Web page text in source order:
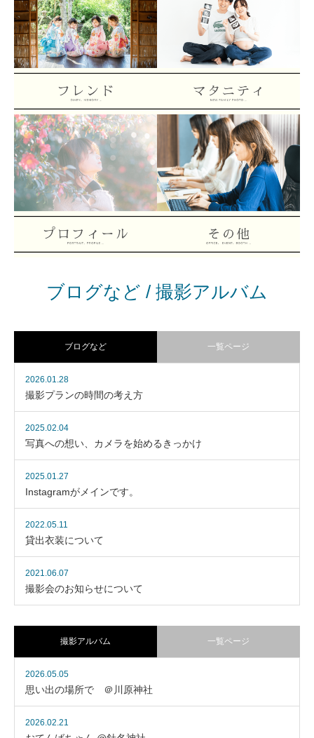
ファミリーフォト カップルフォト
フレンドフォト マタニティフォト
ブログなど / 撮影アルバム
ブログなど 一覧ページ
2026.01.28
撮影プランの時間の考え方
2025.02.04
写真への想い、カメラを始めるきっかけ
2025.01.27
Instagramがメインです。
2022.05.11
貸出衣装について
2021.06.07
撮影会のお知らせについて
撮影アルバム 一覧ページ
2026.05.05
思い出の場所で ＠川原神社
2026.02.21